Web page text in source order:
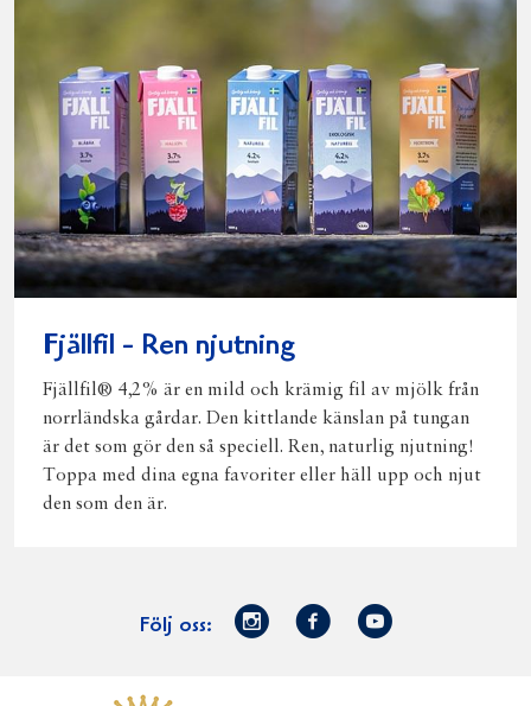
Fjällfil - Ren njutning
Fjällfil® 4,2% är en mild och krämig fil av mjölk från
norrländska gårdar. Den kittlande känslan på tungan
är det som gör den så speciell. Ren, naturlig njutning!
Toppa med dina egna favoriter eller häll upp och njut
den som den är.
Följ oss:
Norrmejerier
Facebook
Youtube